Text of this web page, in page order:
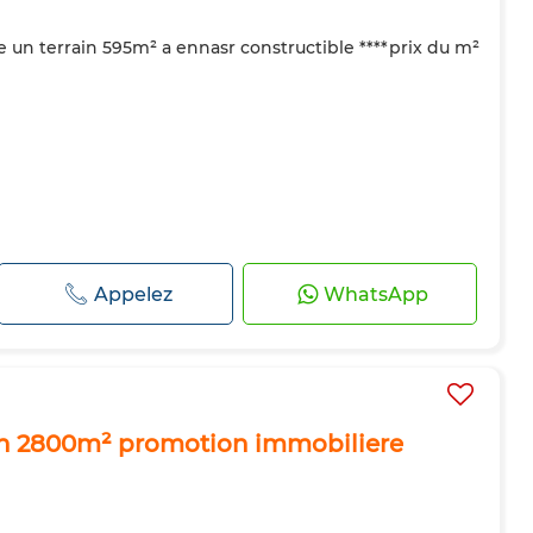
terrain 595m² a ennasr constructible ****prix du m²
Appelez WhatsApp
2800m² promotion immobiliere